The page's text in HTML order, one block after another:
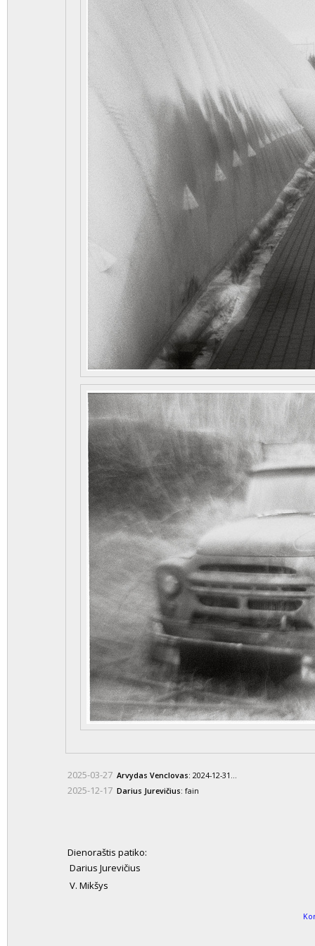
2025-03-27 Arvydas Venclovas: 2024-12-31...
2025-12-17 Darius Jurevičius: fain
Dienoraštis patiko:
Darius Jurevičius
V. Mikšys